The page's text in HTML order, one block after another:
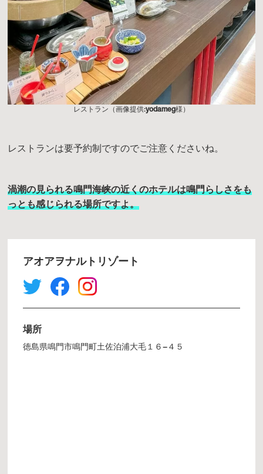
レストラン（画像提供:yodameg様）
レストランは要予約制ですのでご注意くださいね。
渦潮の見られる鳴門海峡の近くのホテルは鳴門らしさをも
っとも感じられる場所ですよ。
アオアヲナルトリゾート
場所
徳島県鳴門市鳴門町土佐泊浦大毛１６−４５